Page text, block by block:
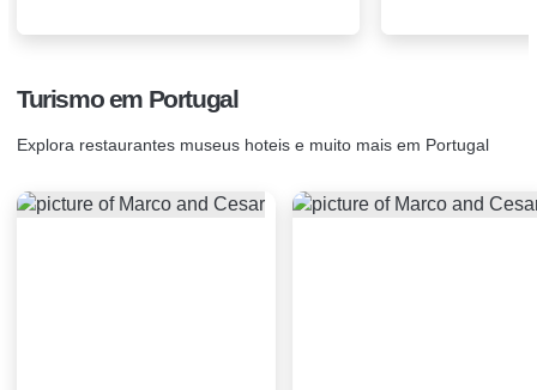
Turismo em Portugal
Explora restaurantes museus hoteis e muito mais em Portugal